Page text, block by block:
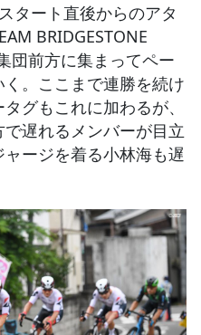
タート直後からのアタ
BRIDGESTONE
団前方に集まってペー
。ここまで連勝を続け
グもこれに加わるが、
遅れるメンバーが目立
ージを着る小林海も遅